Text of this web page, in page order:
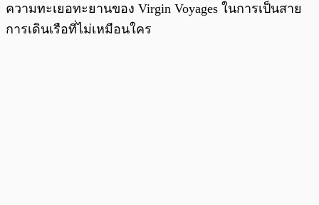
ความทะเยอทะยานของ Virgin Voyages ในการเป็นสาย
การเดินเรือที่ไม่เหมือนใคร